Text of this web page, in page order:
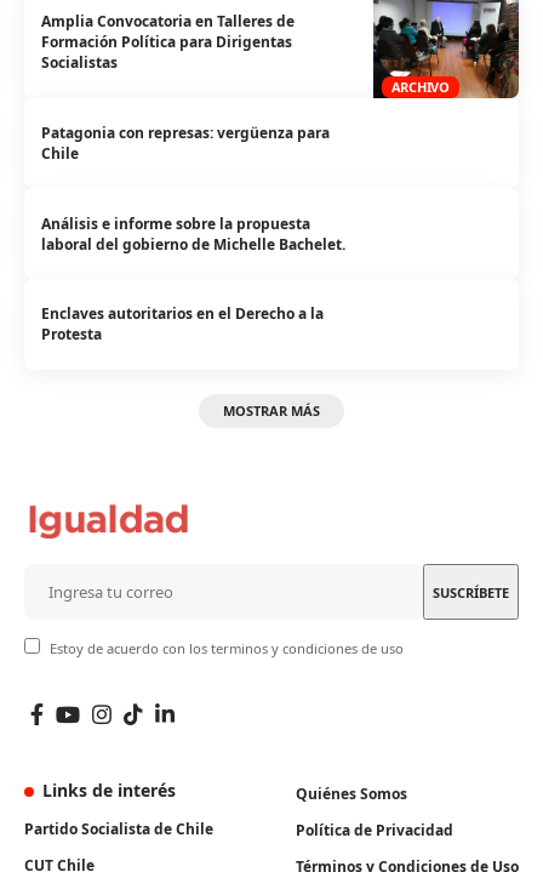
ARCHIVO
Amplia Convocatoria en Talleres de
Formación Política para Dirigentas
Socialistas
Patagonia con represas: vergüenza para
Chile
Análisis e informe sobre la propuesta
laboral del gobierno de Michelle Bachelet.
Enclaves autoritarios en el Derecho a la
Protesta
MOSTRAR MÁS
Estoy de acuerdo con los terminos y condiciones de uso
Links de interés
Partido Socialista de Chile
CUT Chile
Quiénes Somos
Política de Privacidad
Términos y Condiciones de Uso